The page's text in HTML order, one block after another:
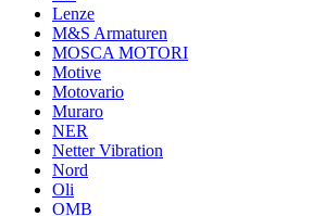
Lenze
M&S Armaturen
MOSCA MOTORI
Motive
Motovario
Muraro
NER
Netter Vibration
Nord
Oli
OMB